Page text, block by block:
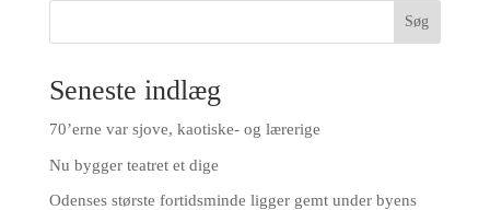
Søg
Seneste indlæg
70’erne var sjove, kaotiske- og lærerige
Nu bygger teatret et dige
Odenses største fortidsminde ligger gemt under byens